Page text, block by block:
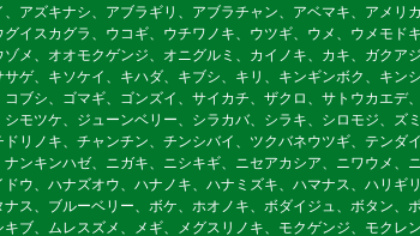
アズキナシ、アブラギリ、アブラチャン、アベマキ、アメリ
イスカグラ、ウコギ、ウチワノキ、ウツギ、ウメ、ウメモド
メ、オオモクゲンジ、オニグルミ、カイノキ、カキ、ガクア
ゲ、キソケイ、キハダ、キブシ、キリ、キンギンボク、キン
ブシ、ゴマギ、ゴンズイ、サイカチ、ザクロ、サトウカエデ
モツケ、ジューンベリー、シラカバ、シラキ、シロモジ、ズ
リノキ、チャンチン、チンシバイ、ツクバネウツギ、テンダ
ンキンハゼ、ニガキ、ニシキギ、ニセアカシア、ニワウメ、
ウ、ハナズオウ、ハナノキ、ハナミズキ、ハマナス、ハリギ
、ブルーベリー、ボケ、ホオノキ、ボダイジュ、ボタン、
ブ、ムレスズメ、メギ、メグスリノキ、モクゲンジ、モクレ